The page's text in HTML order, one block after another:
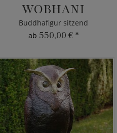
WOBHANI
Buddhafigur sitzend
ab 550,00 € *